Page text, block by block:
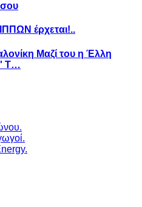
έρχεται!..
Μαζί του η Έλλη
T…